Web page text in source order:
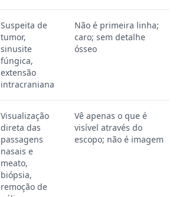
Suspeita de
tumor,
sinusite
fúngica,
extensão
intracraniana
Não é primeira linha;
caro; sem detalhe
ósseo
Visualização
direta das
passagens
nasais e
meato,
biópsia,
remoção de
Vê apenas o que é
visível através do
escopo; não é imagem